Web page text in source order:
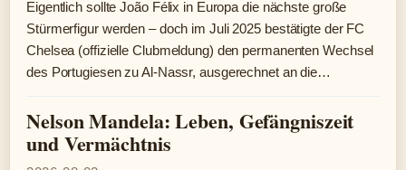
Eigentlich sollte João Félix in Europa die nächste große
Stürmerfigur werden – doch im Juli 2025 bestätigte der FC
Chelsea (offizielle Clubmeldung) den permanenten Wechsel
des Portugiesen zu Al-Nassr, ausgerechnet an die…
Nelson Mandela: Leben, Gefängniszeit
und Vermächtnis